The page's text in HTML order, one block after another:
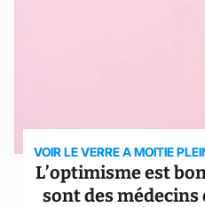
VOIR LE VERRE A MOITIE
L’optimisme est
sont des